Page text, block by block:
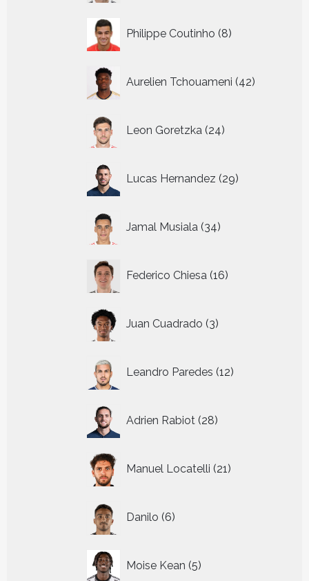
Philippe Coutinho 8
producten
Aurelien Tchouameni 42
producten
Leon Goretzka 24
producten
Lucas Hernandez 29
producten
Jamal Musiala 34
producten
Federico Chiesa 16
producten
Juan Cuadrado 3
producten
Leandro Paredes 12
producten
Adrien Rabiot 28
producten
Manuel Locatelli 21
producten
Danilo 6
producten
Moise Kean 5
producten